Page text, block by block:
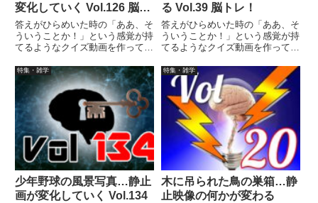
変化していく Vol.126 脳ト
レ！
答えがひらめいた時の「ああ、そ
ういうことか！」という感覚が持
てるようなクイズ動画を作ってみ
画に答えはありませんので、最後
まで繰り返し見られます。
る Vol.39 脳トレ！
答えがひらめいた時の「ああ、そ
ういうことか！」という感覚が持
てるようなクイズ動画を作ってみ
画に答えはありませんので、最後
まで繰り返し見られます。
特集・雑学
少年野球の風景写真…静止
画が変化していく Vol.134
特集・雑学
木に吊られた鳥の巣箱…静
止映像の何かが変わる